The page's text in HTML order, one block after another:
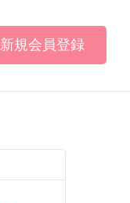
新規会員登録